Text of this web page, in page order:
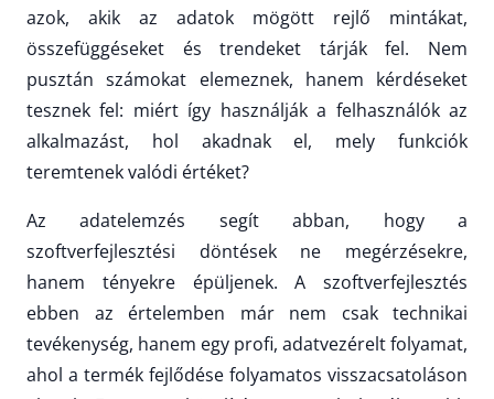
azok, akik az adatok mögött rejlő mintákat,
összefüggéseket és trendeket tárják fel. Nem
pusztán számokat elemeznek, hanem kérdéseket
tesznek fel: miért így használják a felhasználók az
alkalmazást, hol akadnak el, mely funkciók
teremtenek valódi értéket?
Az adatelemzés segít abban, hogy a
szoftverfejlesztési döntések ne megérzésekre,
hanem tényekre épüljenek. A szoftverfejlesztés
ebben az értelemben már nem csak technikai
tevékenység, hanem egy profi, adatvezérelt folyamat,
ahol a termék fejlődése folyamatos visszacsatoláson